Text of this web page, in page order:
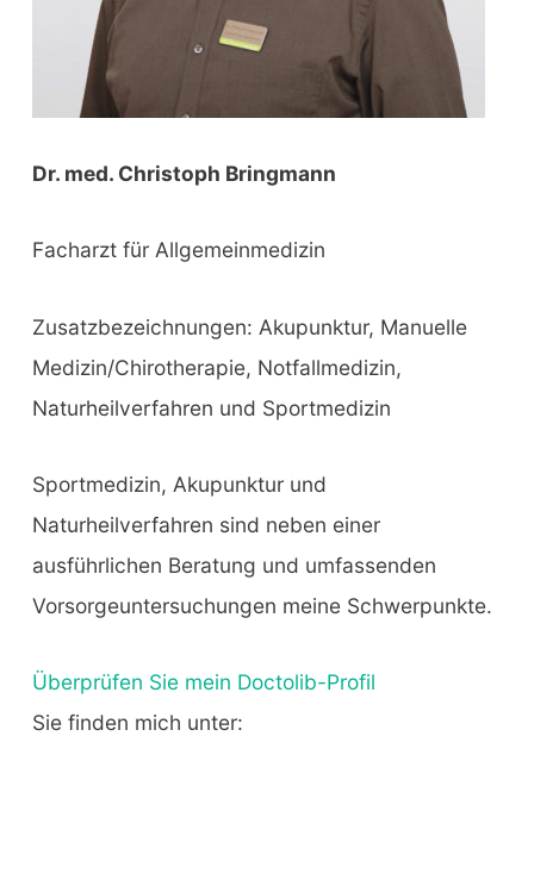
Dr. med. Christoph Bringmann
Facharzt für Allgemeinmedizin
Zusatzbezeichnungen: Akupunktur, Manuelle
Medizin/Chirotherapie, Notfallmedizin,
Naturheilverfahren und Sportmedizin
Sportmedizin, Akupunktur und
Naturheilverfahren sind neben einer
ausführlichen Beratung und umfassenden
Vorsorgeuntersuchungen meine Schwerpunkte.
Überprüfen Sie mein Doctolib-Profil
Sie finden mich unter: